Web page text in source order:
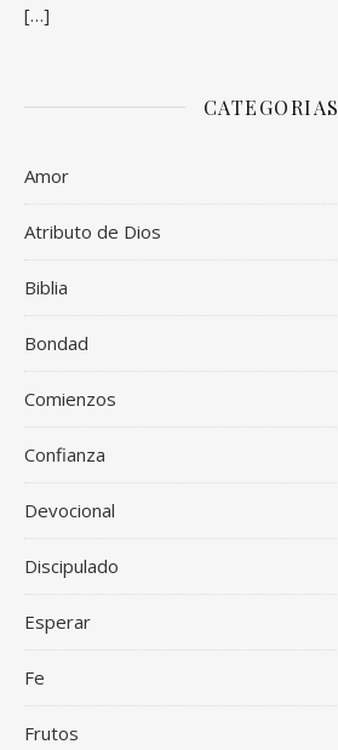
[…]
CATEGORIAS
Amor
Atributo de Dios
Biblia
Bondad
Comienzos
Confianza
Devocional
Discipulado
Esperar
Fe
Frutos